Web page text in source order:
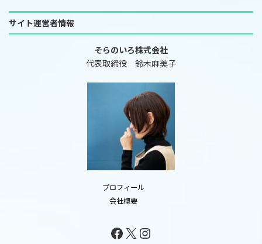
サイト運営者情報
そらのいろ株式会社
代表取締役 鈴木麻美子
プロフィール
会社概要
Facebook
X Instagram